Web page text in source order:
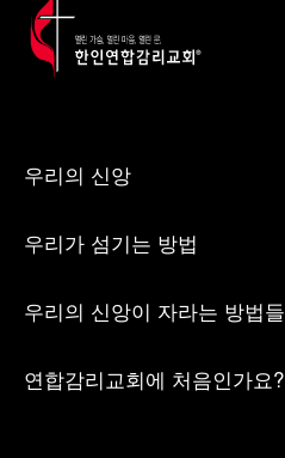
우리의 신앙
우리가 섬기는 방법
우리의 신앙이 자라는 방법들
연합감리교회에 처음인가요?